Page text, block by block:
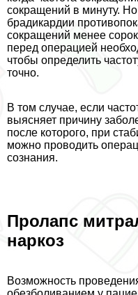
сокращений в минуту.
брадикардии
сокращений менее
перед операцией
чтобы определить
точно.
В том случае, если
выясняет причину
после которого, при
можно проводить
сознания.
Пролапс
наркоз
Возможность